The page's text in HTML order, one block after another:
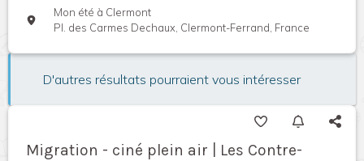
Mon été à Clermont
Pl. des Carmes Dechaux, Clermont-Ferrand, France
D'autres résultats pourraient vous intéresser
Migration - ciné plein air | Les Contre-